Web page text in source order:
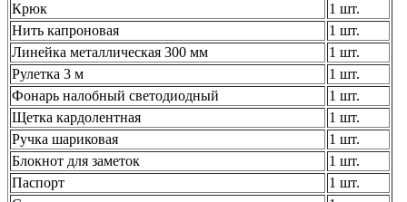
Крюк
1 шт.
Нить капроновая
1 шт.
Линейка металлическая 300 мм
1 шт.
Рулетка 3 м
1 шт.
Фонарь налобный светодиодный
1 шт.
Щетка кардолентная
1 шт.
Ручка шариковая
1 шт.
Блокнот для заметок
1 шт.
Паспорт
1 шт.